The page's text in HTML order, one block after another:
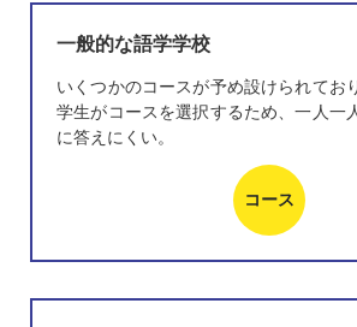
一般的な語学学校
いくつかのコースが予め設けられてお
学生がコースを選択するため、一人一
に答えにくい。
コース